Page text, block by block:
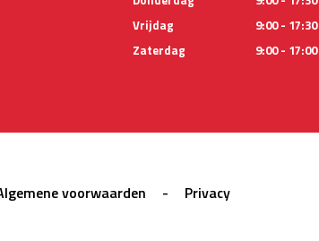
Vrijdag
9:00 - 17:30
Zaterdag
9:00 - 17:00
voorwaarden - Privacy